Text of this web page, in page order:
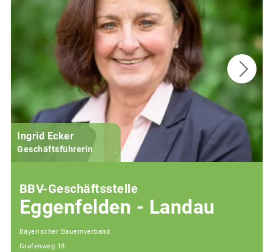
Ingrid Ecker
Geschäftsführerin
BBV-Geschäftsstelle
Eggenfelden - Landau
Bayerischer Bauernverband
Grafenweg 18